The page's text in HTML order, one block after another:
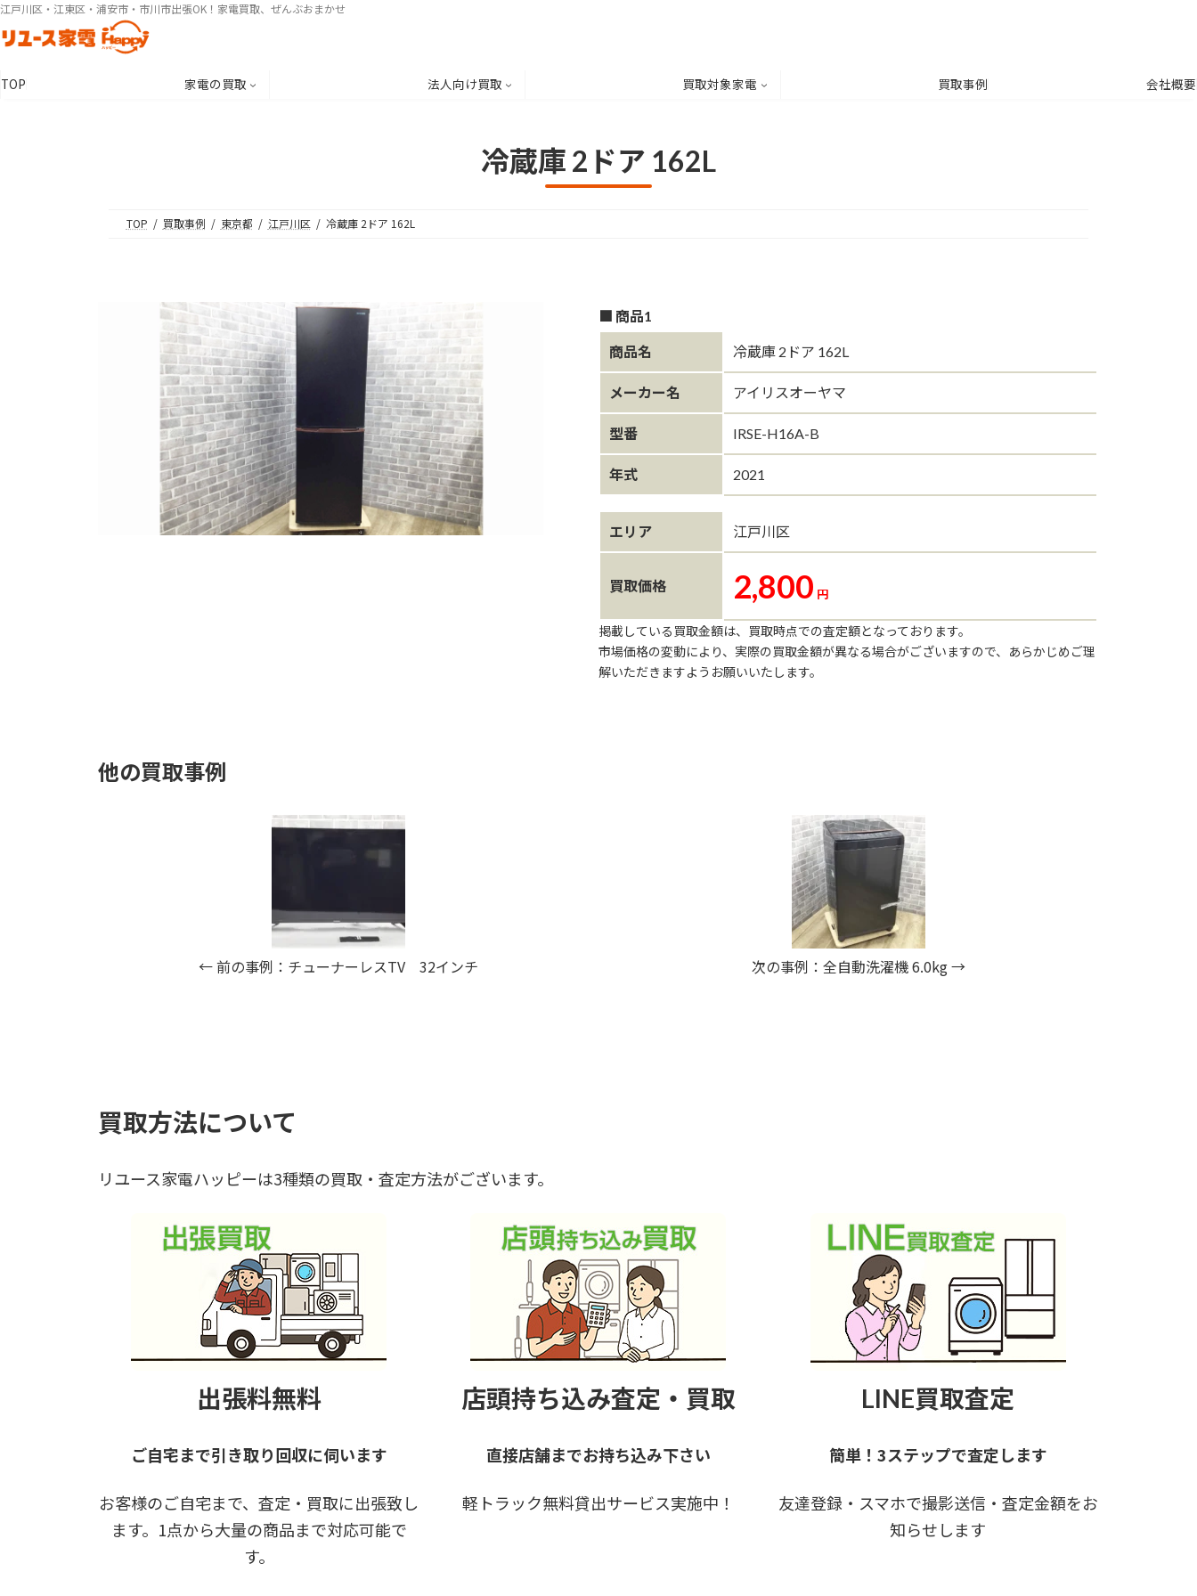
コ
ン
テ
ン
ツ
ナ
ビ
ゲ
ー
シ
江戸川区・江東区・浦安市・市川市出張OK！家電買取、ぜんぶおまかせ
TOP 家電の買取 法人向け買取 買取対象家電 買取事例 会社概要
冷蔵庫 2ドア 162L
TOP 買取事例 東京都 江戸川区 冷蔵庫 2ドア 162L
■ 商品1
商品名 冷蔵庫 2ドア 162L
メーカー名 アイリスオーヤマ
型番 IRSE-H16A-B
年式 2021
エリア 江戸川区
買取価格 2,800 円
掲載している買取金額は、買取時点での査定額となっております。
市場価格の変動により、実際の買取金額が異なる場合がございますので、あらかじめご理
解いただきますようお願いいたします。
他の買取事例
← 前の事例：チューナーレスTV 32インチ 次の事例：全自動洗濯機 6.0kg →
買取方法について
リユース家電ハッピーは3種類の買取・査定方法がございます。
出張料無料
ご自宅まで引き取り回収に伺います
お客様のご自宅まで、査定・買取に出張致し
ます。1点から大量の商品まで対応可能で
す。
店頭持ち込み査定・買取
直接店舗までお持ち込み下さい
軽トラック無料貸出サービス実施中！
LINE買取査定
簡単！3ステップで査定します
友達登録・スマホで撮影送信・査定金額をお
知らせします